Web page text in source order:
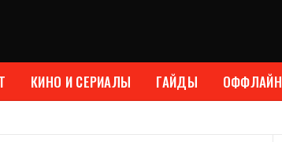
КИНО И СЕРИАЛЫ ГАЙДЫ ОФФЛАЙН